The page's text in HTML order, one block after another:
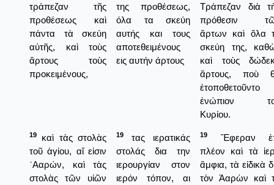
τράπεζαν τῆς
προθέσεως καὶ
πάντα τὰ σκεύη
αὐτῆς, καὶ τοὺς
ἄρτους τοὺς
προκειμένους,
της προθέσεως,
όλα τα σκεύη
αυτής και τους
αποτεθειμένους
εις αυτήν άρτους
Τράπεζαν διὰ
πρόθεσιν
ἄρτων καὶ ὅλα
σκεύη της,
καὶ τοὺς
ἄρτους, ποὺ
ἐτοποθετοῦντο
ἐνώπιον
Κυρίου.
19
καὶ τὰς στολὰς
τοῦ ἁγίου, αἵ εἰσιν
᾿Ααρών, καὶ τὰς
στολὰς τῶν υἱῶν
19
τας ιερατικάς
στολάς δια την
ιερουργίαν στον
ιερόν τόπον, αι
19
Ἔφεραν
πλέον καὶ τὰ
ἄμφια, τὰ εἰδικὰ
τὸν Ἀαρὼν καὶ